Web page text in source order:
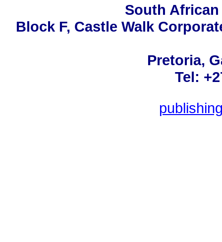
South
Block F, Castle Walk
Pretoria,
Tel: